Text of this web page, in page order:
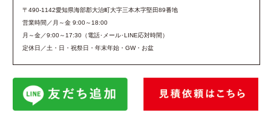
〒490-1142愛知県海部郡大治町大字三本木字堅田89番地
営業時間／月～金 9:00～18:00
月～金／9:00～17:30（電話･メール･LINE応対時間）
定休日／土・日・祝祭日・年末年始・GW・お盆